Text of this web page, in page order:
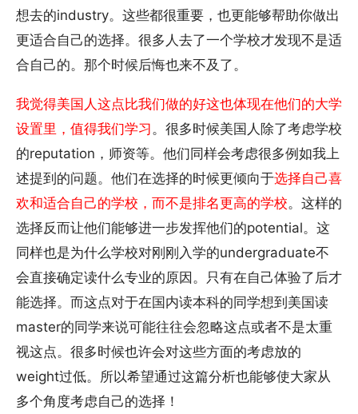
想去的industry。这些都很重要，也更能够帮助你做出
更适合自己的选择。很多人去了一个学校才发现不是适
合自己的。那个时候后悔也来不及了。
我觉得美国人这点比我们做的好这也体现在他们的大学
设置里，值得我们学习。很多时候美国人除了考虑学校
的reputation，师资等。他们同样会考虑很多例如我上
述提到的问题。他们在选择的时候更倾向于选择自己喜
欢和适合自己的学校，而不是排名更高的学校。这样的
选择反而让他们能够进一步发挥他们的potential。这
同样也是为什么学校对刚刚入学的undergraduate不
会直接确定读什么专业的原因。只有在自己体验了后才
能选择。而这点对于在国内读本科的同学想到美国读
master的同学来说可能往往会忽略这点或者不是太重
视这点。很多时候也许会对这些方面的考虑放的
weight过低。所以希望通过这篇分析也能够使大家从
多个角度考虑自己的选择！